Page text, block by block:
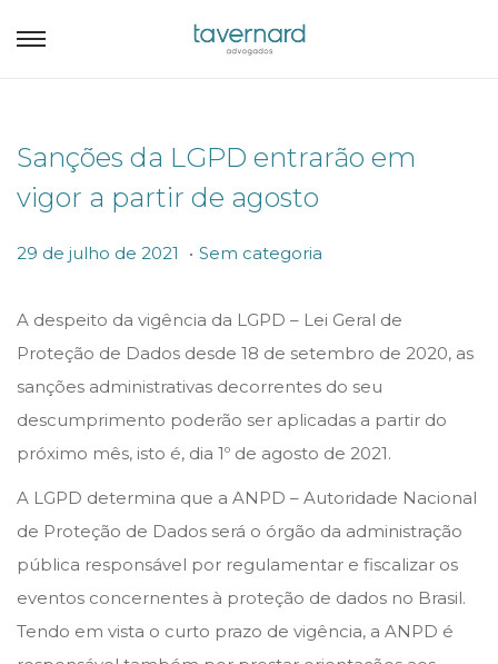
Sanções da LGPD entrarão em
vigor a partir de agosto
P
s
t
e
d
o
29 de julho de 2021
2
d
e
j
u
. P
s
t
e
d
i
Sem categoria
A despeito da vigência da LGPD – Lei Geral de
Proteção de Dados desde 18 de setembro de 2020, as
sanções administrativas decorrentes do seu
descumprimento poderão ser aplicadas a partir do
próximo mês, isto é, dia 1º de agosto de 2021.
A LGPD determina que a ANPD – Autoridade Nacional
de Proteção de Dados será o órgão da administração
pública responsável por regulamentar e fiscalizar os
eventos concernentes à proteção de dados no Brasil.
Tendo em vista o curto prazo de vigência, a ANPD é